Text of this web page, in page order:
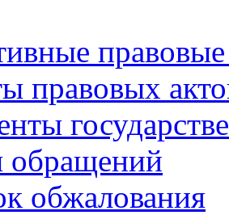
правовых
обжалования